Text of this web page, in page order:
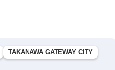
TAKANAWA GATEWAY CITY